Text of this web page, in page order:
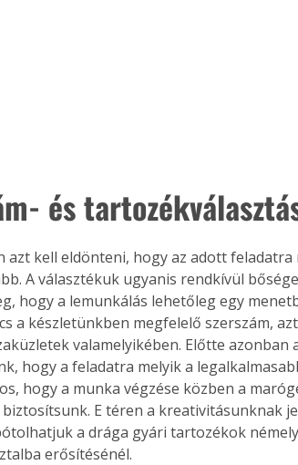
új,
egyedi
vagy
is
Bárhol,
élve
az
A
megrendelhetők!
és
A választékuk ugyanis rendkívül
hogy a lemunkálás lehetőleg egy
a készletünkben megfelelő szerszám,
valamelyikében. Előtte azonban
hogy a feladatra melyik a
hogy a munka végzése közben a
E téren a kreativitásunknak
a drága gyári tartozékok
erősítésénél.